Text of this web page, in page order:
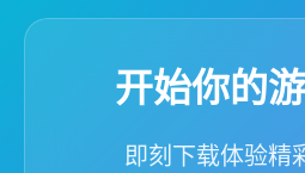
开始你的
即刻下载体验精